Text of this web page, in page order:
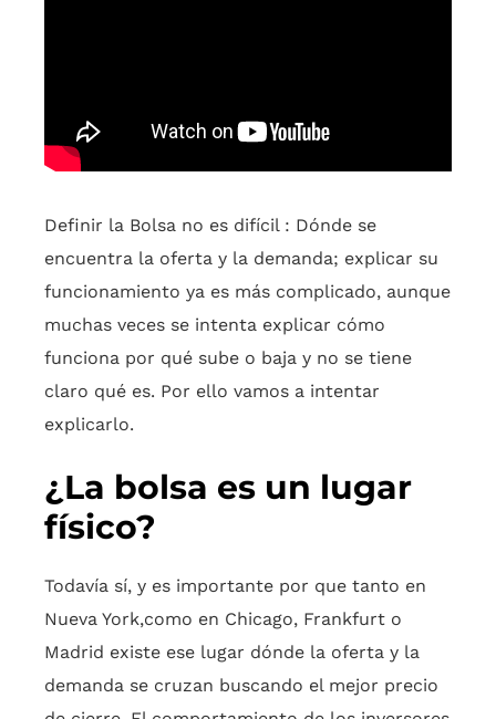
Definir la Bolsa no es difícil : Dónde se
encuentra la oferta y la demanda; explicar su
funcionamiento ya es más complicado, aunque
muchas veces se intenta explicar cómo
funciona por qué sube o baja y no se tiene
claro qué es. Por ello vamos a intentar
explicarlo.
¿La bolsa es un lugar
físico?
Todavía sí, y es importante por que tanto en
Nueva York,como en Chicago, Frankfurt o
Madrid existe ese lugar dónde la oferta y la
demanda se cruzan buscando el mejor precio